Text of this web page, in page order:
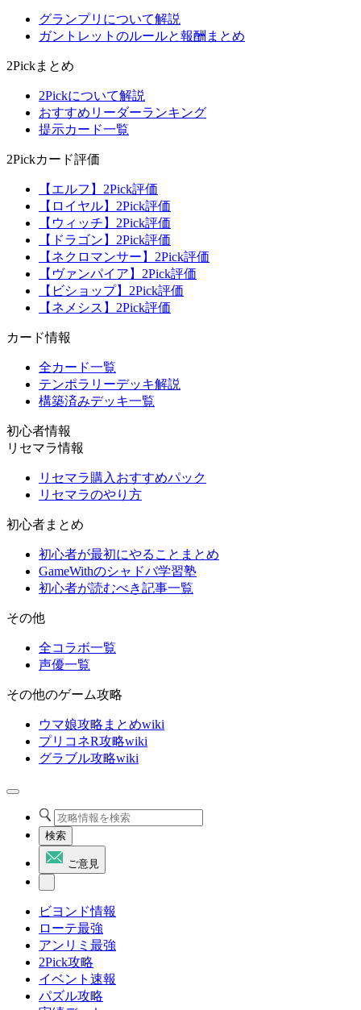
グランプリについて解説
ガントレットのルールと報酬まとめ
2Pickまとめ
2Pickについて解説
おすすめリーダーランキング
提示カード一覧
2Pickカード評価
【エルフ】2Pick評価
【ロイヤル】2Pick評価
【ウィッチ】2Pick評価
【ドラゴン】2Pick評価
【ネクロマンサー】2Pick評価
【ヴァンパイア】2Pick評価
【ビショップ】2Pick評価
【ネメシス】2Pick評価
カード情報
全カード一覧
テンポラリーデッキ解説
構築済みデッキ一覧
初心者情報
リセマラ情報
リセマラ購入おすすめパック
リセマラのやり方
初心者まとめ
初心者が最初にやることまとめ
GameWithのシャドバ学習塾
初心者が読むべき記事一覧
その他
全コラボ一覧
声優一覧
その他のゲーム攻略
ウマ娘攻略まとめwiki
プリコネR攻略wiki
グラブル攻略wiki
検索
ご意見
ビヨンド情報
ローテ最強
アンリミ最強
2Pick攻略
イベント速報
パズル攻略